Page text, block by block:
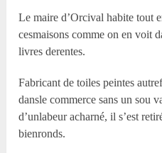
Le maire d’Orcival habite tout
cesmaisons comme on en voit
livres derentes.
Fabricant de toiles peintes
dansle commerce sans un sou
d’unlabeur acharné, il s’est
bienronds.